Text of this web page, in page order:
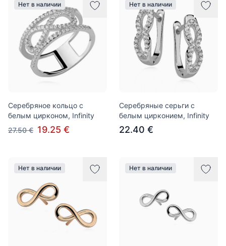
Нет в наличии
Серебряное кольцо с
белым цирконом, Infinity
27.50 € 19.25 €
Нет в наличии
Серебряные серьги c
белым цирконием, Infinity
22.40 €
Нет в наличии Нет в наличии